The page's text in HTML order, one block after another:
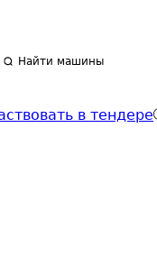
Найти машины
в тендере